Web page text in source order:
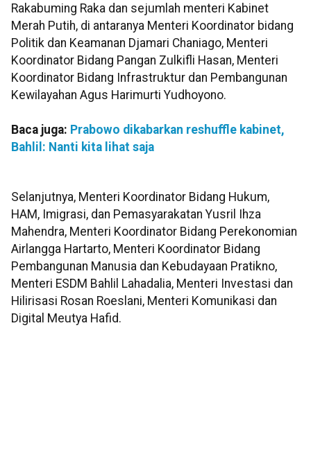
Rakabuming Raka dan sejumlah menteri Kabinet
Merah Putih, di antaranya Menteri Koordinator bidang
Politik dan Keamanan Djamari Chaniago, Menteri
Koordinator Bidang Pangan Zulkifli Hasan, Menteri
Koordinator Bidang Infrastruktur dan Pembangunan
Kewilayahan Agus Harimurti Yudhoyono.
Baca juga: Prabowo dikabarkan reshuffle kabinet,
Bahlil: Nanti kita lihat saja
Selanjutnya, Menteri Koordinator Bidang Hukum,
HAM, Imigrasi, dan Pemasyarakatan Yusril Ihza
Mahendra, Menteri Koordinator Bidang Perekonomian
Airlangga Hartarto, Menteri Koordinator Bidang
Pembangunan Manusia dan Kebudayaan Pratikno,
Menteri ESDM Bahlil Lahadalia, Menteri Investasi dan
Hilirisasi Rosan Roeslani, Menteri Komunikasi dan
Digital Meutya Hafid.